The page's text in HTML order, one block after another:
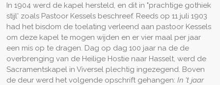
In 1904 werd de kapel hersteld, en dit in "prachtige gothiek
stijl' zoals Pastoor Kessels beschreef. Reeds op 11 juli 1903
had het bisdom de toelating verleend aan pastoor Kessels
om deze kapel te mogen wijden en er vier maal per jaar
een mis op te dragen. Dag op dag 100 jaar na de de
overbrenging van de Heilige Hostie naar Hasselt, werd de
Sacramentskapel in Viversel plechtig ingezegend. Boven
de deur werd het volgende opschrift gehangen: In 't jaar